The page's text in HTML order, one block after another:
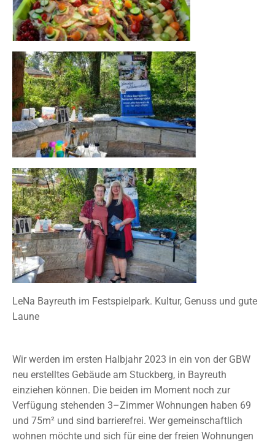
LeNa Bayreuth im Festspielpark. Kultur, Genuss und gute
Laune
Wir werden im ersten Halbjahr 2023 in ein von der GBW
neu erstelltes Gebäude am Stuckberg, in Bayreuth
einziehen können. Die beiden im Moment noch zur
Verfügung stehenden 3–Zimmer Wohnungen haben 69
und 75m² und sind barrierefrei. Wer gemeinschaftlich
wohnen möchte und sich für eine der freien Wohnungen